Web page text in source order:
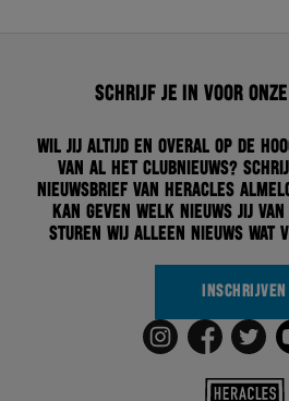
Schrijf je in voor
Wil jij altijd en overal op de
van al het clubnieuws?
nieuwsbrief van Heracles
kan geven welk nieuws jij
sturen wij alleen nieuws wat
INSCHRIJVEN